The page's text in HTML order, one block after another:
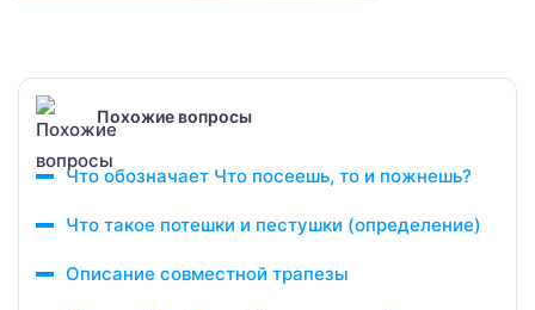
Похожие вопросы
Что обозначает Что посеешь, то и пожнешь?
Что такое потешки и пестушки (определение)
Описание совместной трапезы